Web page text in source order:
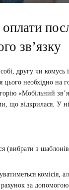
зв’язку
другу чи комусь
необхідно на
«Мобільний
що відкрилася. У
(вибрати з
комісія,
за